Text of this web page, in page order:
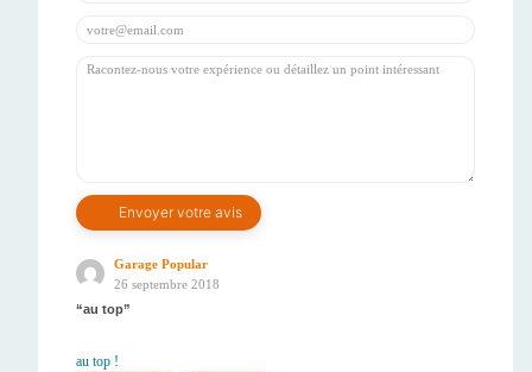
Garage Popular
26 septembre 2018
au top
au top !